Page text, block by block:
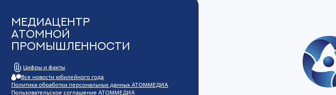
Медиацентр
Атомной
Промышленности
Цифры и факты
Все новости юбилейного года
Политика обработки персональных данных АТОММЕДИА
Пользовательское соглашение АТОММЕДИА